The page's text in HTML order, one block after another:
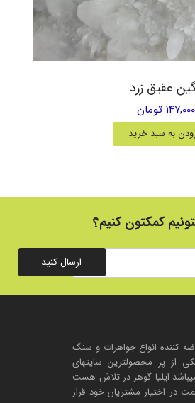
عقیق زرد
۱۴۷,۰۰۰ تومان
به سبد خرید
کننده انواع جواهرات و سنگ
از پر محصولترین سایتهای
ایلیا گوهر در تلاش هست
در اختیار مشتریان خود قرار
کمکتون کنیم؟
ارسال کنید